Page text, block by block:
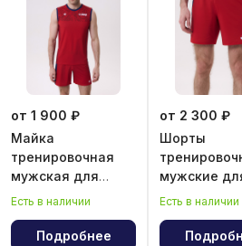
от 1 900 ₽
Майка
тренировочная
мужская для
классического
Есть в наличии
Подробнее
от 2 300 ₽
Шорты
мужские
Есть в наличии